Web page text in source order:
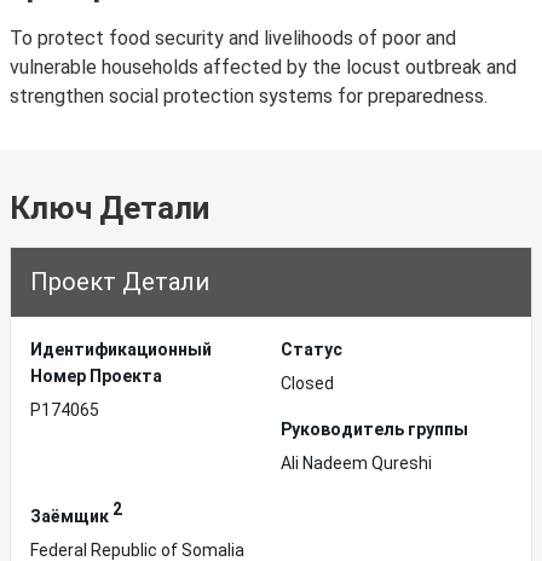
To protect food security and livelihoods of poor and
vulnerable households affected by the locust outbreak and
strengthen social protection systems for preparedness.
Ключ Детали
Проект Детали
Идентификационный
Hомер Проекта
P174065
Статус
Closed
Руководитель группы
Ali Nadeem Qureshi
Заёмщик 2
Federal Republic of Somalia